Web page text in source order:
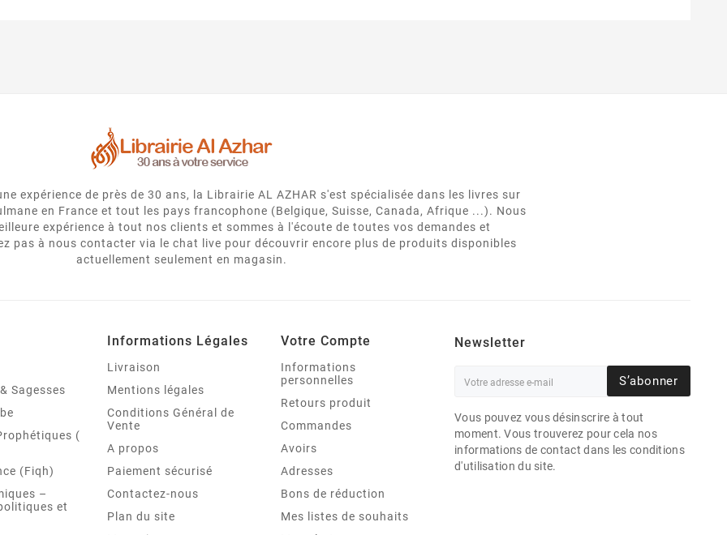
expérience de près de 30 ans, la Librairie AL AZHAR s'est spécialisée dans les livres sur
en France et tout les pays francophone (Belgique, Suisse, Canada, Afrique ...). Nous
expérience à tout nos clients et sommes à l'écoute de toutes vos demandes et
pas à nous contacter via le chat live pour découvrir encore plus de produits disponibles
actuellement seulement en magasin.
Sagesses
(
(Fiqh)
–
et
Informations Légales
Livraison
Mentions légales
Conditions Général de
Vente
A propos
Paiement sécurisé
Contactez-nous
Plan du site
Votre Compte
Informations
personnelles
Retours produit
Commandes
Avoirs
Adresses
Bons de réduction
Mes listes de souhaits
Newsletter
S’abonner
Vous pouvez vous désinscrire à tout
moment. Vous trouverez pour cela nos
informations de contact dans les conditions
d'utilisation du site.